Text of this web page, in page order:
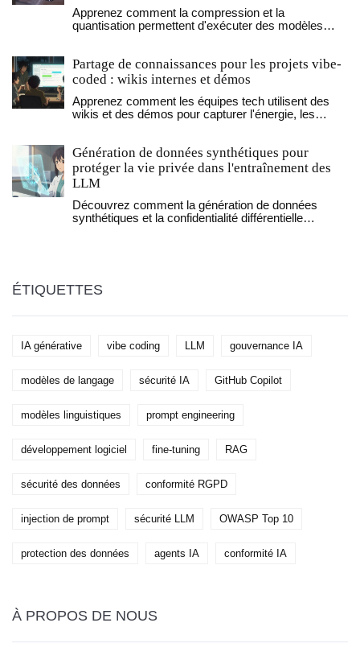
Apprenez comment la compression et la
quantisation permettent d'exécuter des modèles
confidentialité. Techniques récentes comme GPTVQ
et TOGGLE révolutionnent l'IA locale.
Partage de connaissances pour les projets vibe-
coded : wikis internes et démos
Apprenez comment les équipes tech utilisent des
wikis et des démos pour capturer l'énergie, les
maintenir la connaissance et la culture d'équipe.
Génération de données synthétiques pour
protéger la vie privée dans l'entraînement des
LLM
Découvrez comment la génération de données
synthétiques et la confidentialité différentielle
ÉTIQUETTES
IA générative vibe coding LLM gouvernance IA
modèles de langage sécurité IA GitHub Copilot
modèles linguistiques prompt engineering
développement logiciel fine-tuning RAG
sécurité des données conformité RGPD
injection de prompt sécurité LLM OWASP Top 10
protection des données agents IA conformité IA
À PROPOS DE NOUS